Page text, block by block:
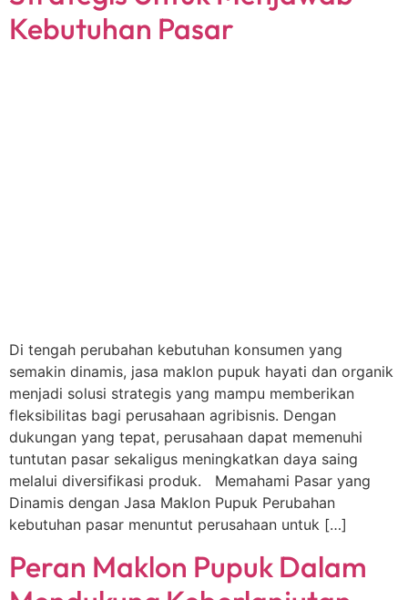
Kebutuhan Pasar
Di tengah perubahan kebutuhan konsumen yang
semakin dinamis, jasa maklon pupuk hayati dan organik
menjadi solusi strategis yang mampu memberikan
fleksibilitas bagi perusahaan agribisnis. Dengan
dukungan yang tepat, perusahaan dapat memenuhi
tuntutan pasar sekaligus meningkatkan daya saing
melalui diversifikasi produk. Memahami Pasar yang
Dinamis dengan Jasa Maklon Pupuk Perubahan
kebutuhan pasar menuntut perusahaan untuk […]
Peran Maklon Pupuk Dalam